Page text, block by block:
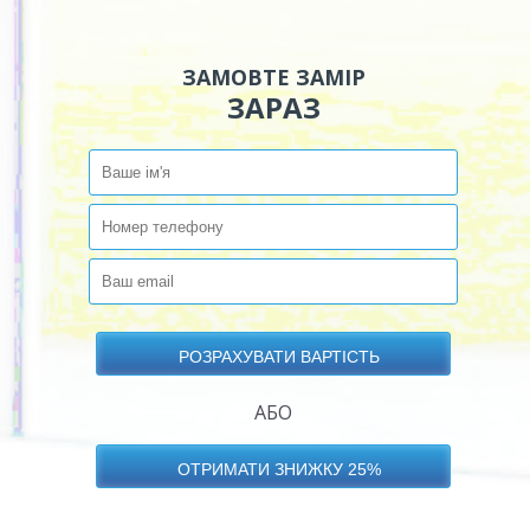
ЗАМОВТЕ ЗАМІР
ЗАРАЗ
АБО